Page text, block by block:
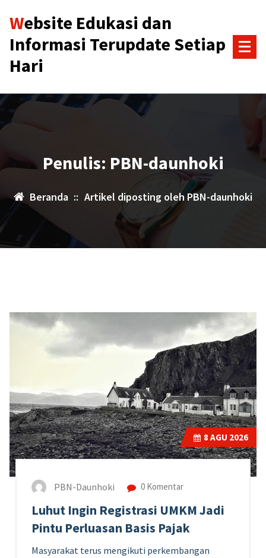
konten
Website Edukasi dan
Informasi Terupdate Setiap
Hari
Penulis: PBN-daunhoki
Beranda :: Artikel diposting oleh PBN-daunhoki
8 AGU 2026
PBN-Daunhoki 0 Komentar
Luhut Ingin Registrasi UMKM Jadi
Pintu Perluasan Basis Pajak
Masyarakat terus mengikuti perkembangan